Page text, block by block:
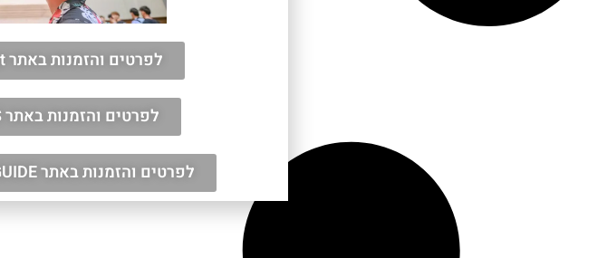
לפרטים והזמנות באתר Headout הקליקו עליי 😊
לפרטים והזמנות באתר TIQETS הקליקו עליי 😀
לפרטים והזמנות באתר GET YOUR GUIDE הקליקו עליי 😊